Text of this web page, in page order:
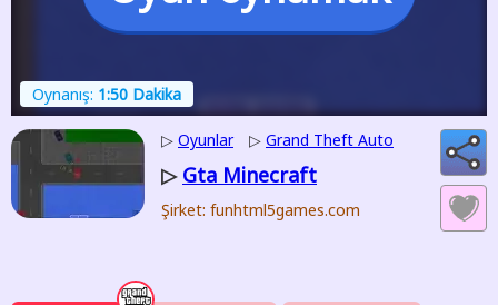
Oynanış: 1:50 Dakika
▷ Oyunlar ▷ Grand Theft Auto
▷ Gta Minecraft
Şirket: funhtml5games.com